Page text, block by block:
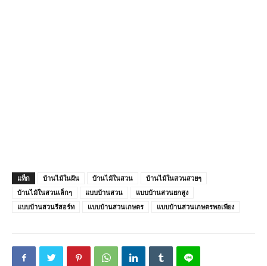
แท็ก บ้านไม้ในฝัน บ้านไม้ในสวน
บ้านไม้ในสวนสวยๆ
บ้านไม้ในสวนเล็กๆ
แบบบ้านสวน
แบบบ้านสวนยกสูง
แบบบ้านสวนรีสอร์ท
แบบบ้านสวนเกษตร แบบบ้านสวนเกษตรพอเพียง